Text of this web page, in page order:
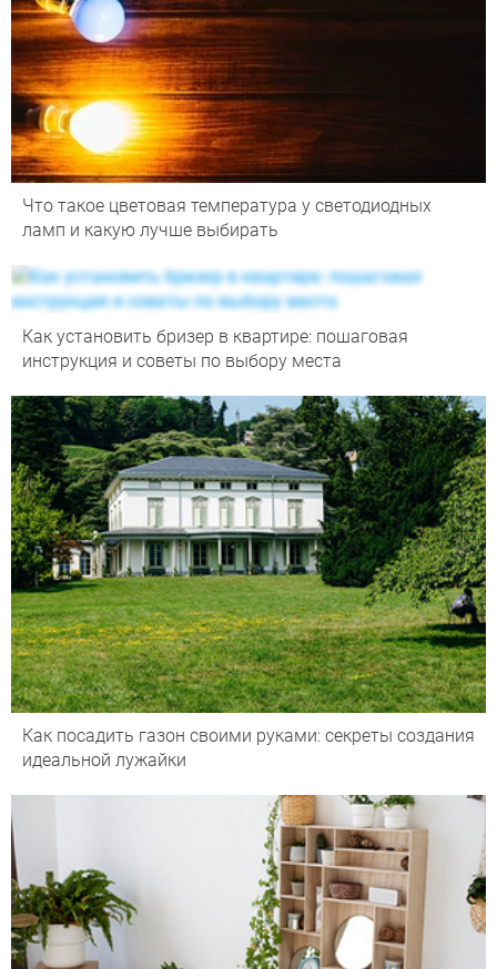
Что такое цветовая температура у светодиодных
ламп и какую лучше выбирать
Как установить бризер в квартире: пошаговая
инструкция и советы по выбору места
Как посадить газон своими руками: секреты создания
идеальной лужайки